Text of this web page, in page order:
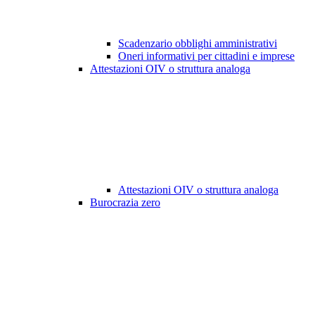
Scadenzario obblighi amministrativi
Oneri informativi per cittadini e imprese
Attestazioni OIV o struttura analoga
Attestazioni OIV o struttura analoga
Burocrazia zero